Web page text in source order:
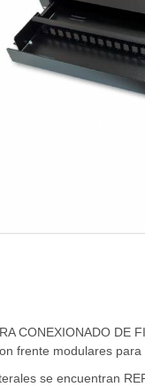
CONEXIONADO DE
frente modulares para
se encuentran